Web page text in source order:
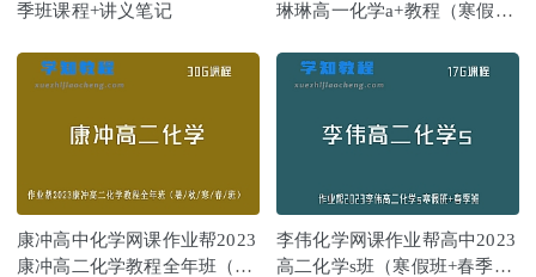
季班课程+讲义笔记
琳琳高一化学a+教程（寒假班
康冲高中化学网课作业帮2023
康冲高二化学教程全年班（暑/
李伟化学网课作业帮高中2023
高二化学s班（寒假班+春季